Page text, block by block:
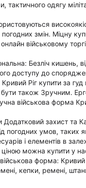
тактичного одягу
погодних змін. Міцну
військовому
Безліч кишень,
доступу до
Ріг купити за
також Зручним.
військова форма
захист та
умов, таких
і елементів в
можна купити у нас
форма: Кривий
кепки, ремені,